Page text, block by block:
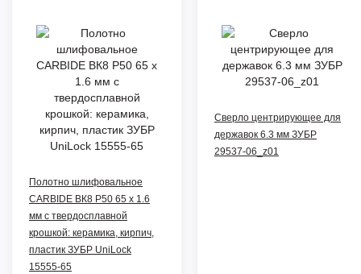
Полотно шлифовальное
CARBIDE ВК8 Р50 65 x 1.6
мм с твердосплавной
крошкой: керамика, кирпич,
пластик ЗУБР UniLock
15555-65
Сверло центрирующее для
державок 6.3 мм ЗУБР
29537-06_z01